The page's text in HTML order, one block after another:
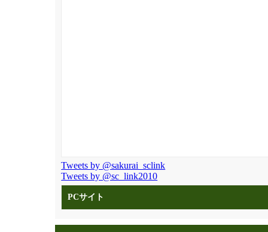
Tweets by @sakurai_sclink
Tweets by @sc_link2010
PCサイト